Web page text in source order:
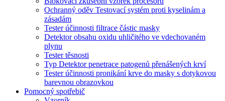
Ochranný oděv Testovací systém proti kyselinám a
zásadám
Tester účinnosti filtrace částic masky
Detektor obsahu oxidu uhličitého ve vdechovaném
plynu
Tester těsnosti
Typ Detektor penetrace patogenů přenášených krví
Tester účinnosti pronikání krve do masky s dotykovou
barevnou obrazovkou
Pomocný spotřebič